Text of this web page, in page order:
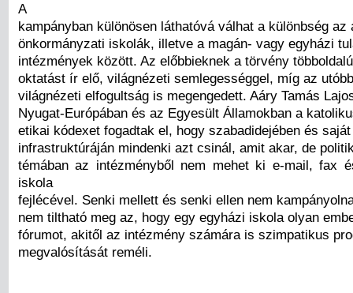
A
kampányban különösen láthatóvá válhat a különbség az
önkormányzati iskolák, illetve a magán- vagy egyházi
intézmények között. Az előbbieknek a törvény
oktatást ír elő, világnézeti semlegességgel, míg az
világnézeti elfogultság is megengedett. Aáry Tamás
Nyugat-Európában és az Egyesült Államokban a
etikai kódexet fogadtak el, hogy szabadidejében és saját
infrastruktúráján mindenki azt csinál, amit akar, de
témában az intézményből nem mehet ki e-mail, fax
iskola
fejlécével. Senki mellett és senki ellen nem
nem tiltható meg az, hogy egy egyházi iskola olyan
fórumot, akitől az intézmény számára is szimpatikus
megvalósítását reméli.